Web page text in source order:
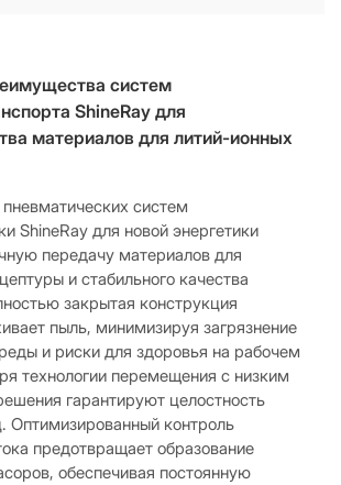
систем
ShineRay для
материалов для литий-ионных
систем
ShineRay для новой энергетики
передачу материалов для
и стабильного качества
закрытая конструкция
пыль, минимизируя загрязнение
и риски для здоровья на рабочем
технологии перемещения с низким
гарантируют целостность
Оптимизированный контроль
предотвращает образование
обеспечивая постоянную